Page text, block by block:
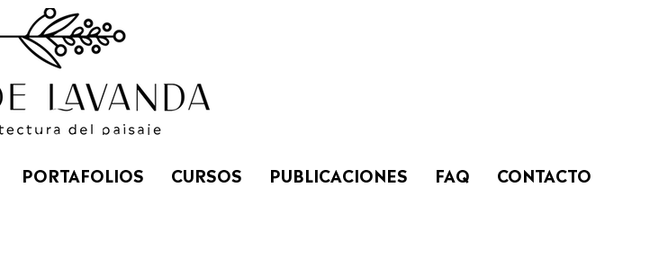
PORTAFOLIOS CURSOS PUBLICACIONES FAQ CONTACTO